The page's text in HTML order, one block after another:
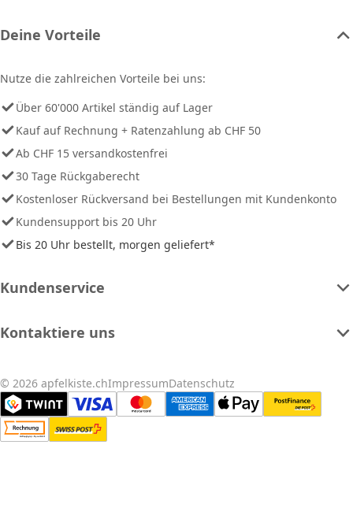
Deine Vorteile
Nutze die zahlreichen Vorteile bei uns:
Über 60'000 Artikel ständig auf Lager
Kauf auf Rechnung + Ratenzahlung ab CHF 50
Ab CHF 15 versandkostenfrei
30 Tage Rückgaberecht
Kostenloser Rückversand bei Bestellungen mit Kundenkonto
Kundensupport bis 20 Uhr
Bis 20 Uhr bestellt, morgen geliefert*
Kundenservice
Kontaktiere uns
© 2026 apfelkiste.chImpressumDatenschutz